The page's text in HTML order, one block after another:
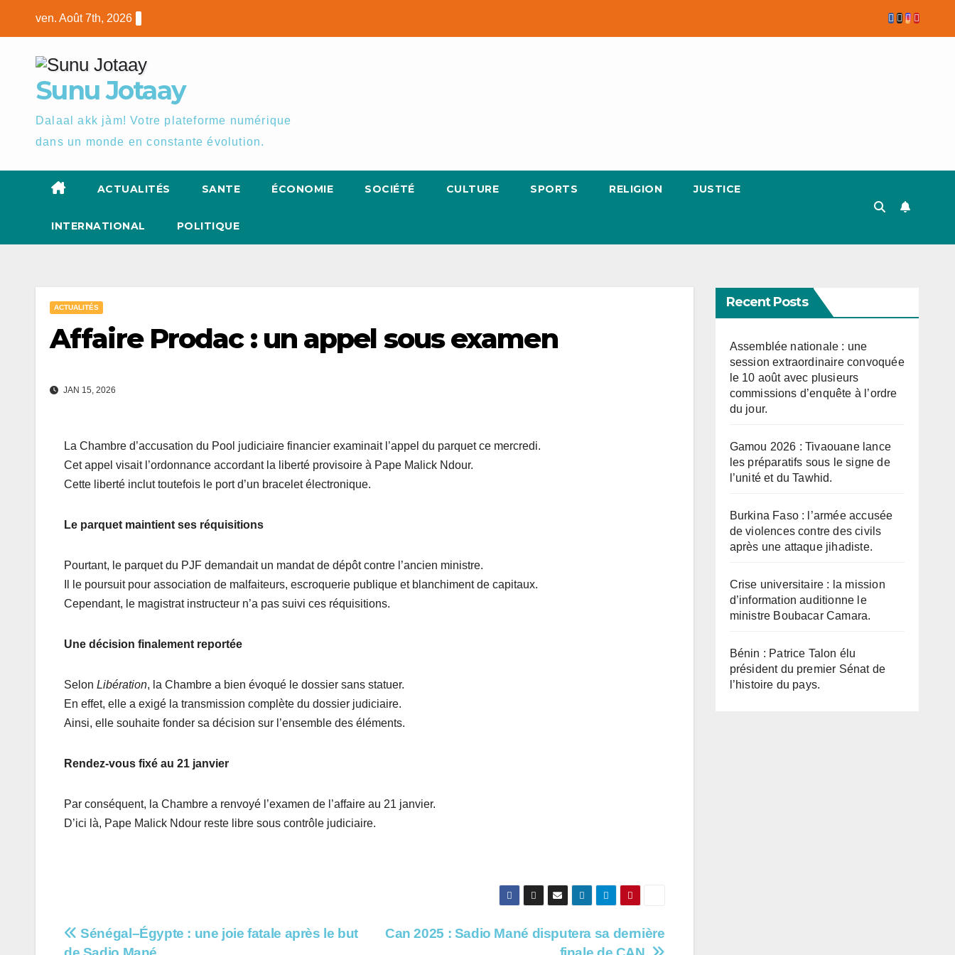
ven. Août 7th, 2026
Sunu Jotaay
Dalaal akk jàm! Votre plateforme numérique
dans un monde en constante évolution.
ACTUALITÉS SANTE ÉCONOMIE SOCIÉTÉ CULTURE SPORTS RELIGION JUSTICE
INTERNATIONAL POLITIQUE
ACTUALITÉS
Affaire Prodac : un appel sous examen
JAN 15, 2026
La Chambre d’accusation du Pool judiciaire financier examinait l’appel du parquet ce mercredi.
Cet appel visait l’ordonnance accordant la liberté provisoire à Pape Malick Ndour.
Cette liberté inclut toutefois le port d’un bracelet électronique.
Le parquet maintient ses réquisitions
Pourtant, le parquet du PJF demandait un mandat de dépôt contre l’ancien ministre.
Il le poursuit pour association de malfaiteurs, escroquerie publique et blanchiment de capitaux.
Cependant, le magistrat instructeur n’a pas suivi ces réquisitions.
Une décision finalement reportée
Selon Libération, la Chambre a bien évoqué le dossier sans statuer.
En effet, elle a exigé la transmission complète du dossier judiciaire.
Ainsi, elle souhaite fonder sa décision sur l’ensemble des éléments.
Rendez-vous fixé au 21 janvier
Par conséquent, la Chambre a renvoyé l’examen de l’affaire au 21 janvier.
D’ici là, Pape Malick Ndour reste libre sous contrôle judiciaire.
Navigation
Can 2025 : Sadio Mané disputera sa dernière
Sénégal–Égypte : une joie fatale après le but
Recent Posts
Assemblée nationale : une
session extraordinaire convoquée
le 10 août avec plusieurs
commissions d’enquête à l’ordre
du jour.
Gamou 2026 : Tivaouane lance
les préparatifs sous le signe de
l’unité et du Tawhid.
Burkina Faso : l’armée accusée
de violences contre des civils
après une attaque jihadiste.
Crise universitaire : la mission
d’information auditionne le
ministre Boubacar Camara.
Bénin : Patrice Talon élu
président du premier Sénat de
l’histoire du pays.